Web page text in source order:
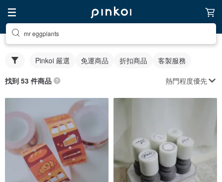
mr eggplants
Pinkoi 嚴選 免運商品 折扣商品 客製服務
找到 53 件商品 熱門程度優先